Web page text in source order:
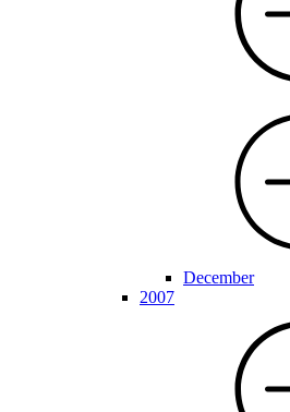
December
2007